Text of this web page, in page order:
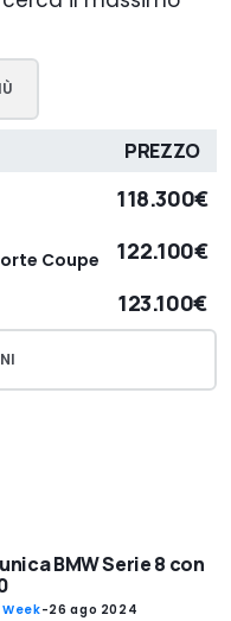
PREZZO
118.300€
Coupe
122.100€
123.100€
BMW Serie 8 con
-26 ago 2024